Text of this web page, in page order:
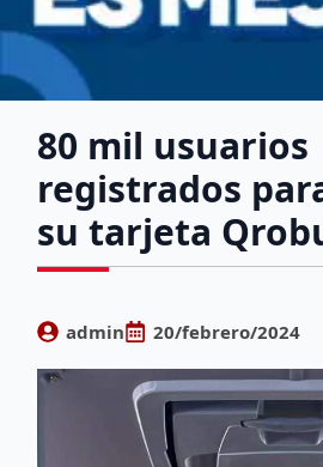
80 mil usuarios
registrados
su tarjeta
admin 20/febrero/2024